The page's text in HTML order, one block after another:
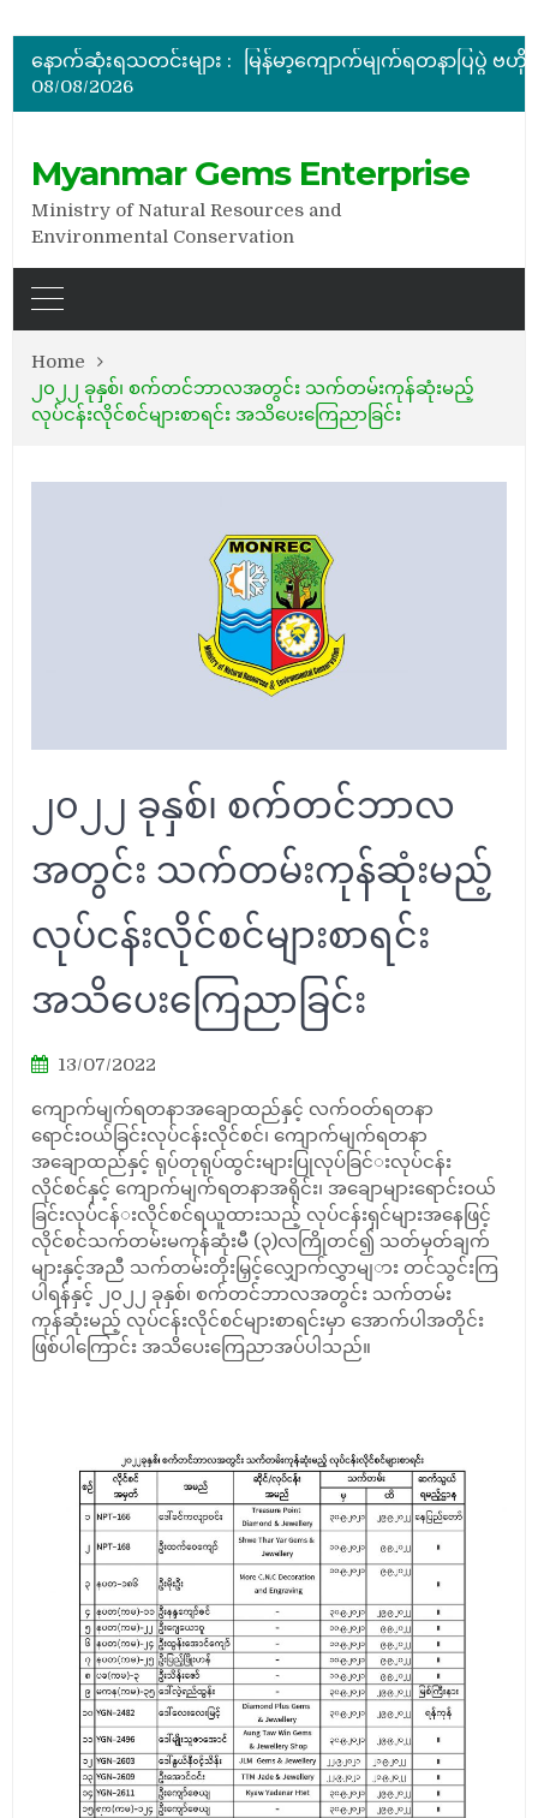
နောက်ဆုံးရသတင်းများ :
08/08/2026
Myanmar Gems Enterprise
Ministry of Natural Resources and
Environmental Conservation
Home
၂၀၂၂ ခုနှစ်၊ စက်တင်ဘာလအတွင်း သက်တမ်းကုန်ဆုံးမည့်
လုပ်ငန်းလိုင်စင်များစာရင်း အသိပေးကြေညာခြင်း
၂၀၂၂ ခုနှစ်၊ စက်တင်ဘာလ
အတွင်း သက်တမ်းကုန်ဆုံးမည့်
လုပ်ငန်းလိုင်စင်များစာရင်း
အသိပေးကြေညာခြင်း
13/07/2022
ကျောက်မျက်ရတနာအချောထည်နှင့် လက်ဝတ်ရတနာ
ရောင်းဝယ်ခြင်းလုပ်ငန်းလိုင်စင်၊ ကျောက်မျက်ရတနာ
အချောထည်နှင့် ရုပ်တုရုပ်ထွင်းများပြုလုပ်ခြင်းလုပ်ငန်း
လိုင်စင်နှင့် ကျောက်မျက်ရတနာအရိုင်း၊ အချောများရောင်းဝယ်
ခြင်းလုပ်ငန်းလိုင်စင်ရယူထားသည့် လုပ်ငန်းရှင်များအနေဖြင့်
လိုင်စင်သက်တမ်းမကုန်ဆုံးမီ (၃)လကြိုတင်၍ သတ်မှတ်ချက်
များနှင့်အညီ သက်တမ်းတိုးမြှင့်လျှောက်လွှာများ တင်သွင်းကြ
ပါရန်နှင့် ၂၀၂၂ ခုနှစ်၊ စက်တင်ဘာလအတွင်း သက်တမ်း
ကုန်ဆုံးမည့် လုပ်ငန်းလိုင်စင်များစာရင်းမှာ အောက်ပါအတိုင်း
ဖြစ်ပါကြောင်း အသိပေးကြေညာအပ်ပါသည်။